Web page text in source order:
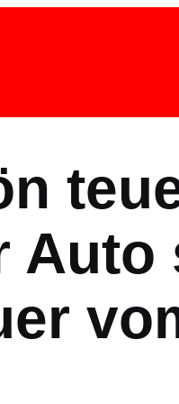
Auto